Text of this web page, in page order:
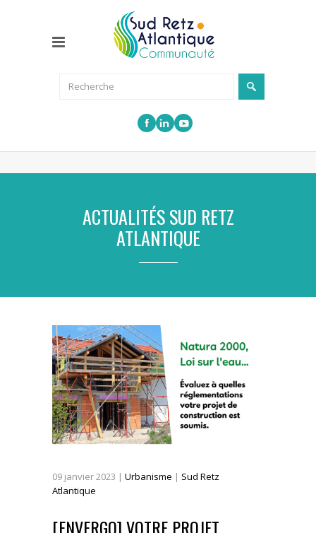
ACTUALITÉS SUD RETZ
ATLANTIQUE
09 janvier2023 | Urbanisme | Sud Retz
Atlantique
[ENVERGO] VOTRE PROJET